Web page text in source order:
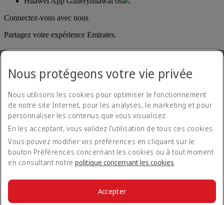
Connectez-vous avec nous
Partagez votre expérience Emirates.
Déclaration d'accessibilité
Nous contacter
Politique de confidentialité
Conditions générales
Politique en matière de cookies
Cyber-sécurité
Nous protégeons votre vie privée
Nous utilisons les cookies pour optimiser le fonctionnement
de notre site Internet, pour les analyses, le marketing et pour
personnaliser les contenus que vous visualisez.
En les acceptant, vous validez l’utilisation de tous ces cookies.
Vous pouvez modifier vos préférences en cliquant sur le
bouton Préférences concernant les cookies ou à tout moment
en consultant notrepolitique concernant les cookies.
Accepter